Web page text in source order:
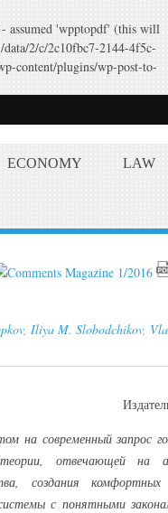
assumed 'wpptopdf' (this will
/data/2/c/2c10fbc7-2144-4f5c-
content/plugins/wp-post-to-
ECONOMY LAW
Magazine 1/2016
, Iliya M. Slobodchikov,
на современный запрос
отвечающей на
создания
с понятными